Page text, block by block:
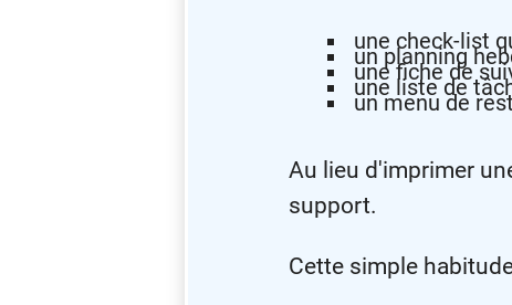
une check-list
un planning
une fiche de
une liste de
un menu de
Au lieu d'imprimer
support.
Cette simple